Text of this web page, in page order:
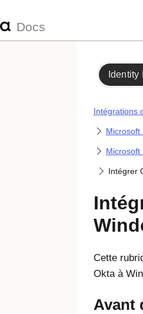
Docs
Identity
Intégrations
Microsoft
Microsoft
Intégrer
Cette
Okta à
Avant